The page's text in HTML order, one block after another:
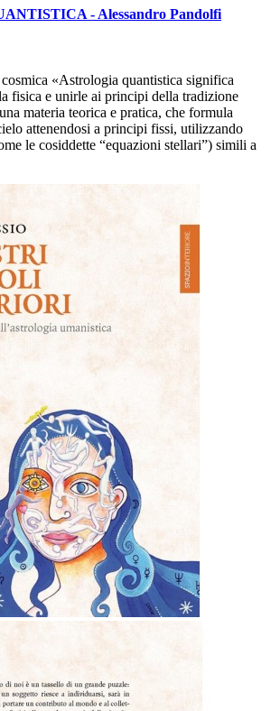
- Alessandro Pandolfi
«Astrologia quantistica significa
fisica e unirle ai principi della tradizione
materia teorica e pratica, che formula
attenendosi a principi fissi, utilizzando
le cosiddette “equazioni stellari”) simili a